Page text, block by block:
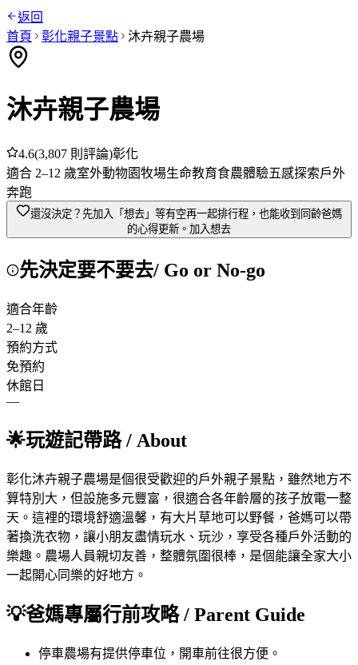
返回
首頁
彰化親子景點 沐卉親子農場
沐卉親子農場
4.6(3,807 則評論)彰化
適合 2–12 歲室外動物園牧場生命教育食農體驗五感探索戶外
奔跑
還沒決定？先加入「想去」 等有空再一起排行程，也能收到同齡爸媽
的心得更新。 加入想去
先決定要不要去/ Go or No-go
適合年齡
2–12 歲
預約方式
免預約
休館日
—
🌟玩遊記帶路/ About
彰化沐卉親子農場是個很受歡迎的戶外親子景點，雖然地方不
算特別大，但設施多元豐富，很適合各年齡層的孩子放電一整
天。這裡的環境舒適溫馨，有大片草地可以野餐，爸媽可以帶
著換洗衣物，讓小朋友盡情玩水、玩沙，享受各種戶外活動的
樂趣。農場人員親切友善，整體氛圍很棒，是個能讓全家大小
一起開心同樂的好地方。
💡爸媽專屬行前攻略 / Parent Guide
停車農場有提供停車位，開車前往很方便。